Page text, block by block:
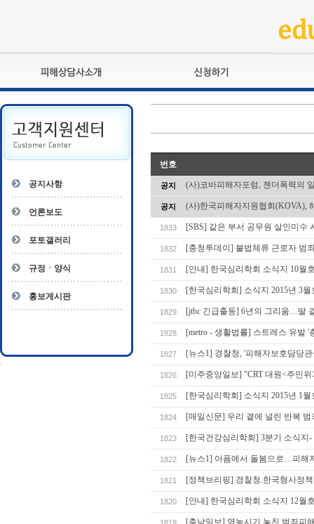
피해상담사란?
자격관리규정
상담사 자격증 확인
- 피해상담사 1급
- 전문수련감독자
- 전문수련기관
교육훈련
자격심사
자격복원
공지사항
언론보도
포토갤러리
규정ㆍ양식
홍보게시판
번호
공지 (사)코바피해자포럼, 젠더폭력의
공지 (사)한국피해자지원협회(KOVA),
1833 [SBS] 같은 부서 공무원 살인미수
1832 [충청투데이] 불법체류 근로자 범
1831 [안내] 한국심리학회 소식지 10월
1830 [한국심리학회] 소식지 2015년 3월
1829 [jtbc 긴급출동] 6년의 그리움…딸
1828 [metro - 생활법률] 스트레스 유발
1827 [뉴스1] 경찰청, '피해자보호담당
1826 [미주중앙일보] "CRT 대원<주민
1825 [한국심리학회] 소식지 2015년 1월
1824 [매일신문] 우리 곁에 널린 반복
1823 [한국건강심리학회] 3분기 소식지-
1822 [뉴스1] 아픔에서 돌봄으로…피해
1821 [정책브리핑] 경찰청.한국형사정
1820 [안내] 한국심리학회 소식지 12월